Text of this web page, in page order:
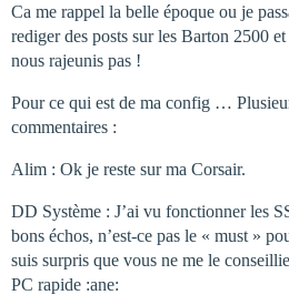
Ca me rappel la belle époque ou je
rediger des posts sur les Barton 2500
nous rajeunis pas !
Pour ce qui est de ma config …
commentaires :
Alim : Ok je reste sur ma Corsair.
DD Système : J’ai vu fonctionner les
bons échos, n’est-ce pas le « must »
suis surpris que vous ne me le
PC rapide :ane: